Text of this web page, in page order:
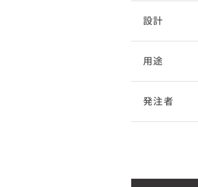
設計
用途
発注者